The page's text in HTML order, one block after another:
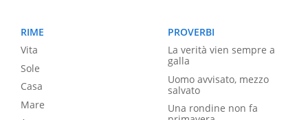
RIME
Vita
Sole
Casa
Mare
PROVERBI
La verità vien sempre a
galla
Uomo avvisato, mezzo
salvato
Una rondine non fa